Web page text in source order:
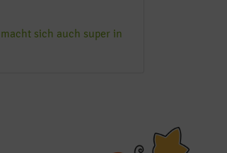
sich auch super in